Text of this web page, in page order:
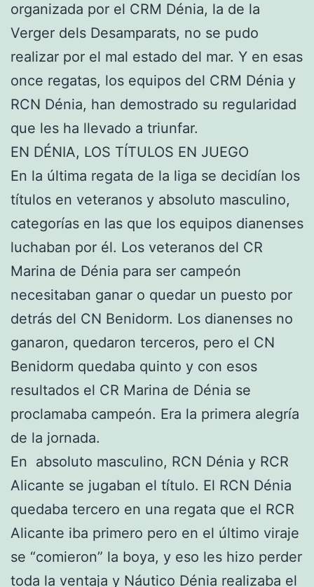
organizada por el CRM Dénia, la de la
Verger dels Desamparats, no se pudo
realizar por el mal estado del mar. Y en esas
once regatas, los equipos del CRM Dénia y
RCN Dénia, han demostrado su regularidad
que les ha llevado a triunfar.
EN DÉNIA, LOS TÍTULOS EN JUEGO
En la última regata de la liga se decidían los
títulos en veteranos y absoluto masculino,
categorías en las que los equipos dianenses
luchaban por él. Los veteranos del CR
Marina de Dénia para ser campeón
necesitaban ganar o quedar un puesto por
detrás del CN Benidorm. Los dianenses no
ganaron, quedaron terceros, pero el CN
Benidorm quedaba quinto y con esos
resultados el CR Marina de Dénia se
proclamaba campeón. Era la primera alegría
de la jornada.
En absoluto masculino, RCN Dénia y RCR
Alicante se jugaban el título. El RCN Dénia
quedaba tercero en una regata que el RCR
Alicante iba primero pero en el último viraje
se “comieron” la boya, y eso les hizo perder
toda la ventaja y Náutico Dénia realizaba el